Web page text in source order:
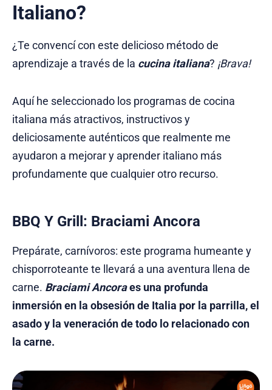
Italiano?
¿Te convencí con este delicioso método de
aprendizaje a través de la cucina italiana? ¡Brava!
Aquí he seleccionado los programas de cocina
italiana más atractivos, instructivos y
deliciosamente auténticos que realmente me
ayudaron a mejorar y aprender italiano más
profundamente que cualquier otro recurso.
BBQ Y Grill: Braciami Ancora
Prepárate, carnívoros: este programa humeante y
chisporroteante te llevará a una aventura llena de
carne. Braciami Ancoraes una profunda
inmersión en la obsesión de Italia por la parrilla, el
asado y la veneración de todo lo relacionado con
la carne.